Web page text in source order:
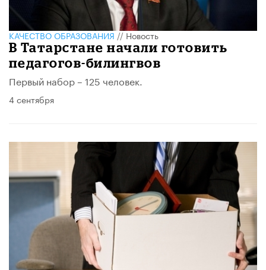
КАЧЕСТВО ОБРАЗОВАНИЯ//Новость
В Татарстане начали готовить
педагогов-билингвов
Первый набор – 125 человек.
4 сентября